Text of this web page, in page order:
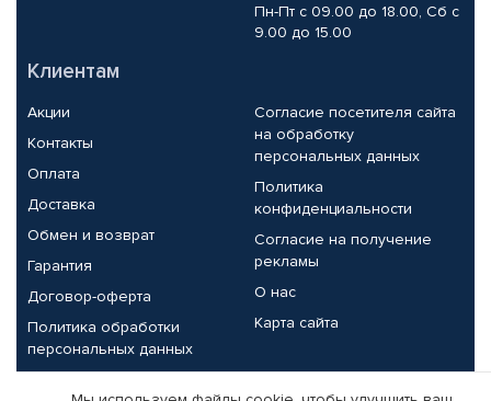
Пн-Пт с 09.00 до 18.00, Сб с
9.00 до 15.00
Клиентам
Акции
Контакты
Оплата
Доставка
Обмен и возврат
Гарантия
Договор-оферта
Политика обработки
персональных данных
Согласие посетителя сайта
на обработку
персональных данных
Политика
конфиденциальности
Согласие на получение
рекламы
О нас
Карта сайта